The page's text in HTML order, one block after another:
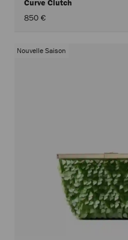
850 €
Nouvelle Saison